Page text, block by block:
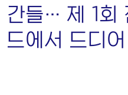
간들… 제 1회
드에서 드디